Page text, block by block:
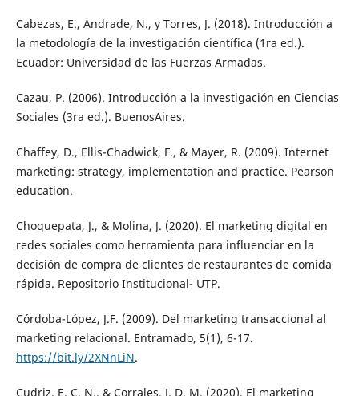
Cabezas, E., Andrade, N., y Torres, J. (2018). Introducción a
la metodología de la investigación científica (1ra ed.).
Ecuador: Universidad de las Fuerzas Armadas.
Cazau, P. (2006). Introducción a la investigación en Ciencias
Sociales (3ra ed.). BuenosAires.
Chaffey, D., Ellis-Chadwick, F., & Mayer, R. (2009). Internet
marketing: strategy, implementation and practice. Pearson
education.
Choquepata, J., & Molina, J. (2020). El marketing digital en
redes sociales como herramienta para influenciar en la
decisión de compra de clientes de restaurantes de comida
rápida. Repositorio Institucional- UTP.
Córdoba-López, J.F. (2009). Del marketing transaccional al
marketing relacional. Entramado, 5(1), 6-17.
https://bit.ly/2XNnLiN.
Cudriz, E. C. N., & Corrales, J. D. M. (2020). El marketing